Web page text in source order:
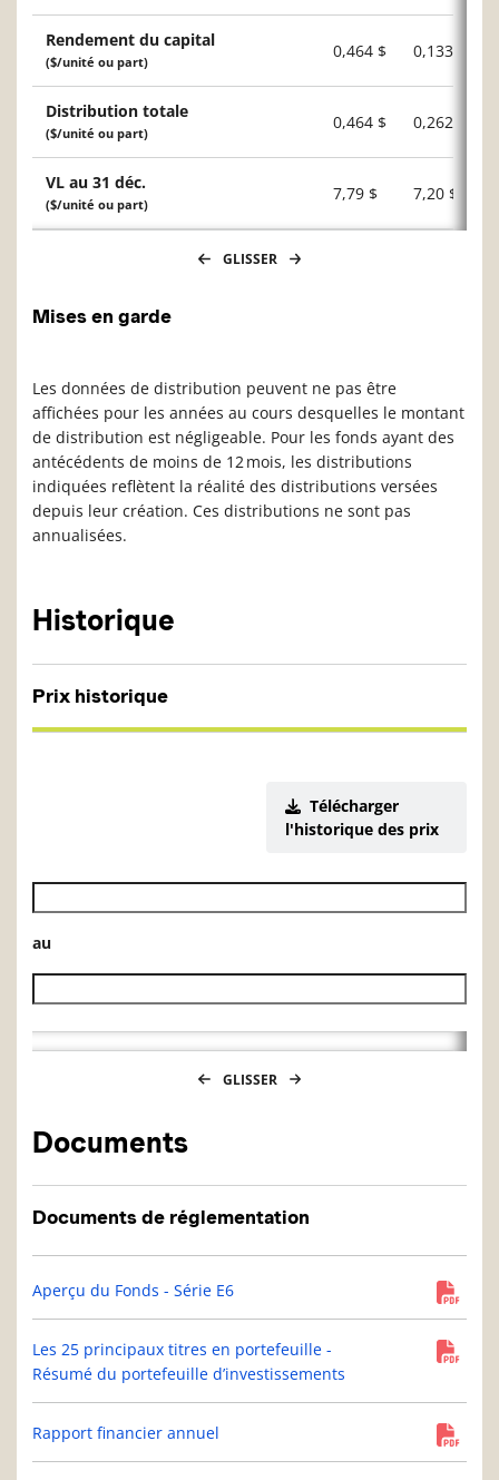
Rendement du capital
($/unité ou part)
0,464 $ 0,133 $
Distribution totale
($/unité ou part)
0,464 $ 0,262 $
VL au 31 déc.
($/unité ou part)
7,79 $ 7,20 $
GLISSER
Mises en garde
Les données de distribution peuvent ne pas être
affichées pour les années au cours desquelles le montant
de distribution est négligeable. Pour les fonds ayant des
antécédents de moins de 12 mois, les distributions
indiquées reflètent la réalité des distributions versées
depuis leur création. Ces distributions ne sont pas
annualisées.
Historique
Prix historique
Télécharger
l'historique des prix
Date de début de l’historique des VL
au
Date de fin de l’historique des VL
GLISSER
Documents
Documents de réglementation
Aperçu du Fonds - Série E6
Les 25 principaux titres en portefeuille -
Résumé du portefeuille d’investissements
Rapport financier annuel